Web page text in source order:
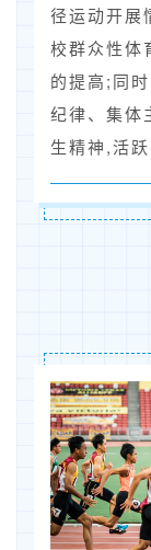
径运动开展
校群众性体
的提高;同
纪律、集体
生精神,活